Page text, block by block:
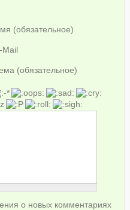
(обязательное)
Mail
(обязательное)
о новых комментариях